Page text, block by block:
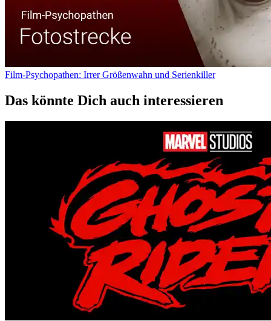
Film-Psychopathen: Irrer Größenwahn und Serienkiller
Das könnte Dich auch interessieren